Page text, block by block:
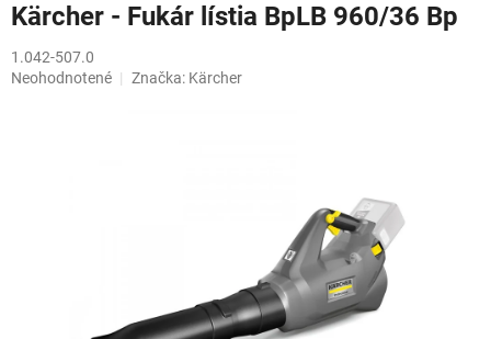
Kärcher - Fukár lístia BpLB 960/36 Bp
1.042-507.0
Priemerné
Neohodnotené Značka: Kärcher